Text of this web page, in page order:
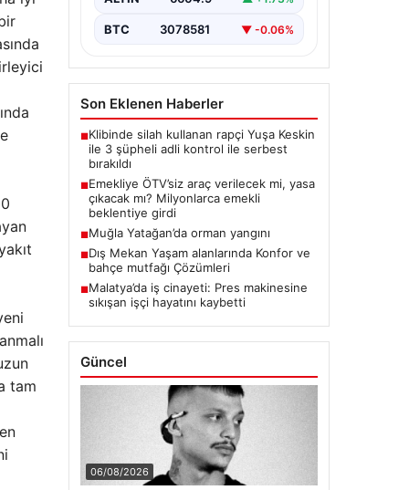
tam
BTC 3078581 ▼ -0.06%
Son Eklenen Haberler
■Klibinde silah kullanan rapçi Yuşa Keskin
ile 3 şüpheli adli kontrol ile serbest
bırakıldı
■Emekliye ÖTV’siz araç verilecek mi, yasa
çıkacak mı? Milyonlarca emekli
beklentiye girdi
■Muğla Yatağan’da orman yangını
■Dış Mekan Yaşam alanlarında Konfor ve
bahçe mutfağı Çözümleri
■Malatya’da iş cinayeti: Pres makinesine
sıkışan işçi hayatını kaybetti
Güncel
06/08/2026